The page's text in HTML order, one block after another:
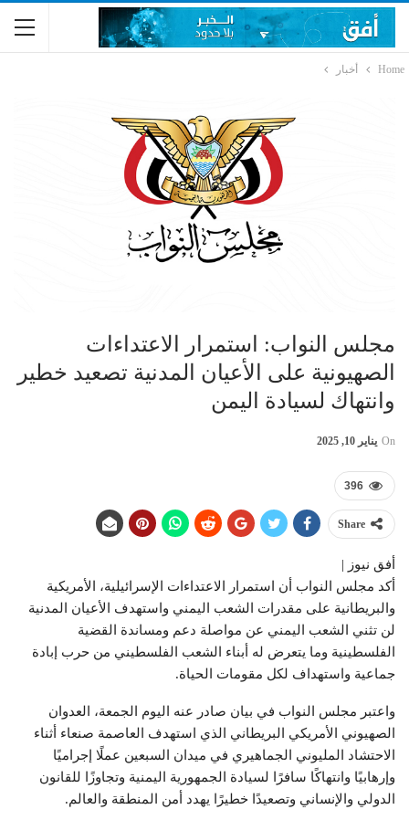
Home أخبار
مجلس النواب: استمرار الاعتداءات
الصهيونية على الأعيان المدنية تصعيد خطير
وانتهاك لسيادة اليمن
On يناير 10, 2025
396
Share
أفق نيوز |
أكد مجلس النواب أن استمرار الاعتداءات الإسرائيلية، الأمريكية
والبريطانية على مقدرات الشعب اليمني واستهدف الأعيان المدنية
لن تثني الشعب اليمني عن مواصلة دعم ومساندة القضية
الفلسطينية وما يتعرض له أبناء الشعب الفلسطيني من حرب إبادة
جماعية واستهداف لكل مقومات الحياة.
واعتبر مجلس النواب في بيان صادر عنه اليوم الجمعة، العدوان
الصهيوني الأمريكي البريطاني الذي استهدف العاصمة صنعاء أثناء
الاحتشاد المليوني الجماهيري في ميدان السبعين عملًا إجراميًا
وإرهابيًا وانتهاكًا سافرًا لسيادة الجمهورية اليمنية وتجاوزًا للقانون
الدولي والإنساني وتصعيدًا خطيرًا يهدد أمن المنطقة والعالم.